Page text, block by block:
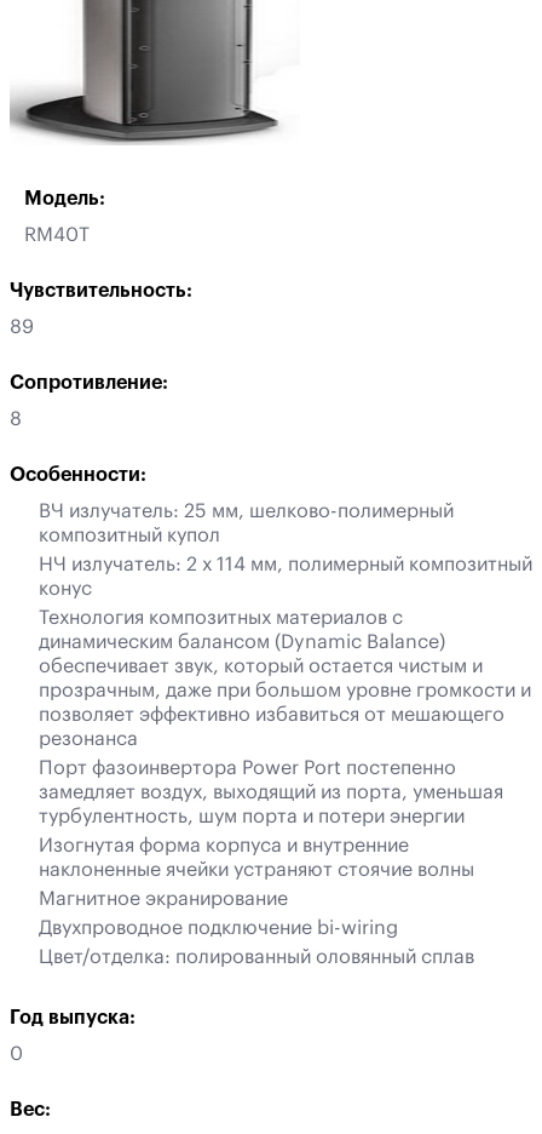
Модель:
RM40T
Чувствительность:
89
Сопротивление:
8
Особенности:
ВЧ излучатель: 25 мм, шелково-полимерный
композитный купол
НЧ излучатель: 2 х 114 мм, полимерный композитный
конус
Технология композитных материалов с
динамическим балансом (Dynamic Balance)
обеспечивает звук, который остается чистым и
прозрачным, даже при большом уровне громкости и
позволяет эффективно избавиться от мешающего
резонанса
Порт фазоинвертора Power Port постепенно
замедляет воздух, выходящий из порта, уменьшая
турбулентность, шум порта и потери энергии
Изогнутая форма корпуса и внутренние
наклоненные ячейки устраняют стоячие волны
Магнитное экранирование
Двухпроводное подключение bi-wiring
Цвет/отделка: полированный оловянный сплав
Год выпуска:
0
Вес: